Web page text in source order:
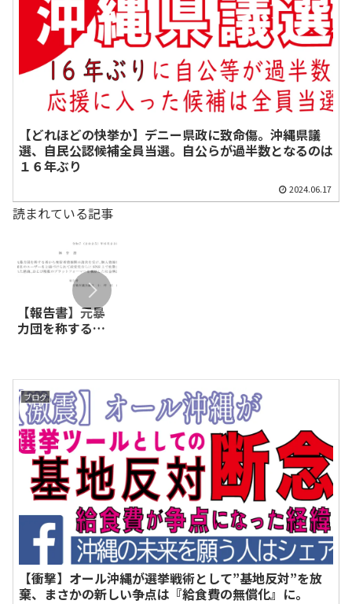
【どれほどの快挙か】デニー県政に致命傷。沖縄県議
選、自民公認候補全員当選。自公らが過半数となるのは
１６年ぶり
2024.06.17
読まれている記事
【報告書】元暴
力団を称する者
個人情報を匿名
のユーザー名と
紐づけられて政
党党首らにSNS上
で拡散された経
緯、および複数
のプラットフォ
ーマーを横断し
た収益構造
いる者が、特定
指定暴力団であ
る神戸山口組の
元組長を務めて
いたと自称して、
慰謝料等１１０
０万円を民間人
の匿名youtuber
に請求した事件
の判決文
上に、老後は生
活保護を受給す
ることもできる
衝撃の実態
ブログ
【衝撃】オール沖縄が選挙戦術として”基地反対”を放
棄、まさかの新しい争点は『給食費の無償化』に。